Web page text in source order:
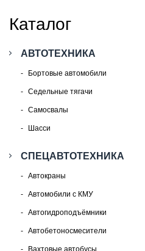
Каталог
АВТОТЕХНИКА
Бортовые автомобили
Седельные тягачи
Самосвалы
Шасси
СПЕЦАВТОТЕХНИКА
Автокраны
Автомобили с КМУ
Автогидроподъёмники
Автобетоносмесители
Вахтовые автобусы